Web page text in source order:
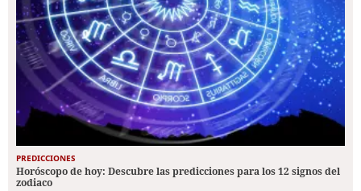
PREDICCIONES
Horóscopo de hoy: Descubre las predicciones para los 12 signos del
zodiaco